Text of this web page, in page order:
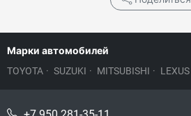
Марки автомобилей
TOYOTA · SUZUKI · MITSUBISHI · LEXUS